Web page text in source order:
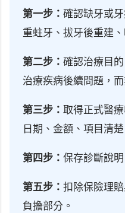
第一步： 確認缺牙或
重蛀牙、拔牙後重建
第二步： 確認治療目
治療疾病後續問題，而
第三步： 取得正式醫
日期、金額、項目清楚
第四步： 保存診斷說
第五步： 扣除保險理
負擔部分。